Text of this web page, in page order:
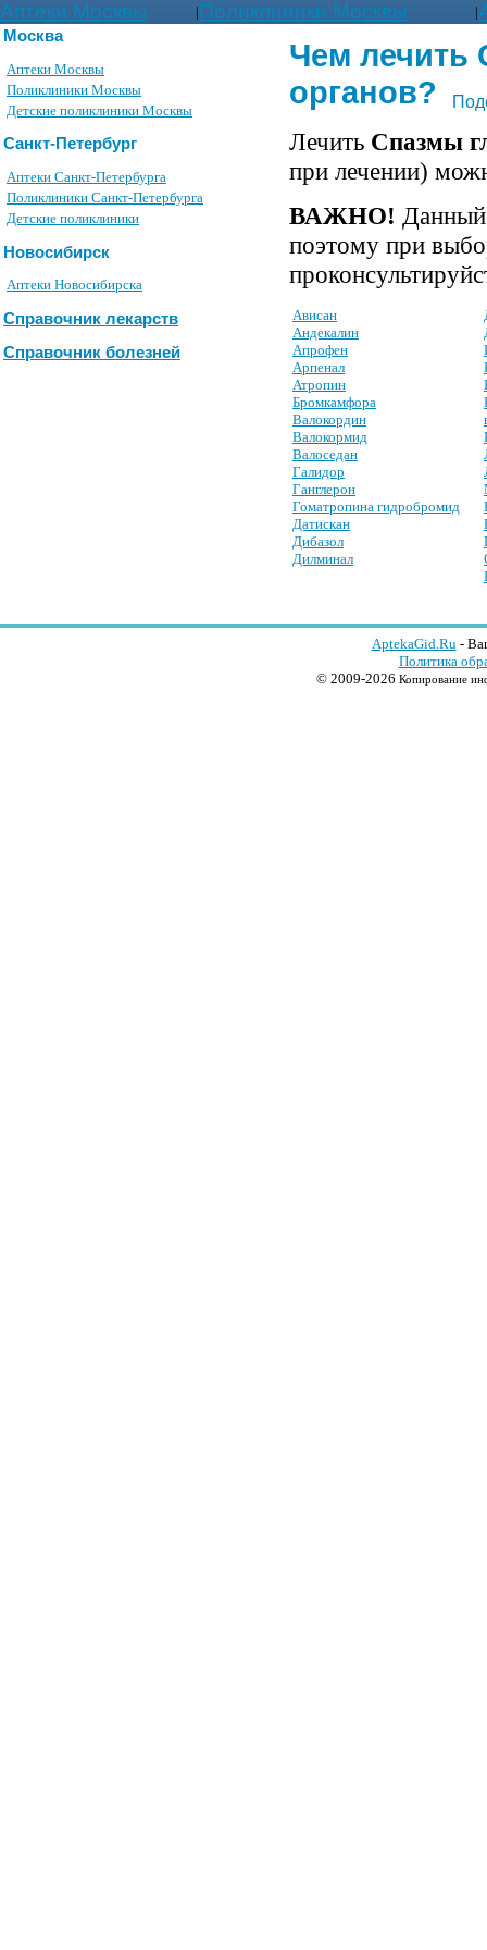
Аптеки Москвы |Поликлиники Москвы |
Москва
Аптеки Москвы
Поликлиники Москвы
Детские поликлиники Москвы
Санкт-Петербург
Аптеки Санкт-Петербурга
Поликлиники Санкт-Петербурга
Детские поликлиники
Новосибирск
Аптеки Новосибирска
Справочник лекарств
Справочник болезней
Чем лечить
органов?
Лечить Спазмы
при лечении)
ВАЖНО! Данный
поэтому при
Ависан
Андекалин
Апрофен
Арпенал
Атропин
Бромкамфора
Валокордин
Валокормид
Валоседан
Галидор
Ганглерон
Гоматропина гидробромид
Датискан
Дибазол
Дилминал
AptekaGid.Ru-
Политика
© 2009-2026 Копирование